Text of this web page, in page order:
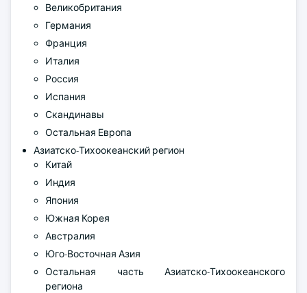
Великобритания
Германия
Франция
Италия
Россия
Испания
Скандинавы
Остальная Европа
Азиатско-Тихоокеанский регион
Китай
Индия
Япония
Южная Корея
Австралия
Юго-Восточная Азия
Остальная часть Азиатско-Тихоокеанского
региона